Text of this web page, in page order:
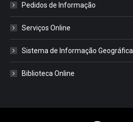
Pedidos de Informação
Serviços Online
Sistema de Informação Geográfica
Biblioteca Online